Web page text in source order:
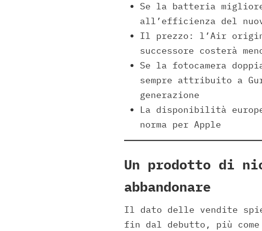
Se la batteria
all’efficienza del
Il prezzo: l’Air
successore costerà
Se la fotocamera
sempre attribuito a
generazione
La disponibilità
norma per Apple
Un prodotto di
abbandonare
Il dato delle vendite
fin dal debutto, più come